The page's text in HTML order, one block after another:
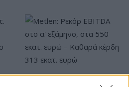
Metlen: Ρεκόρ EBITDA στο